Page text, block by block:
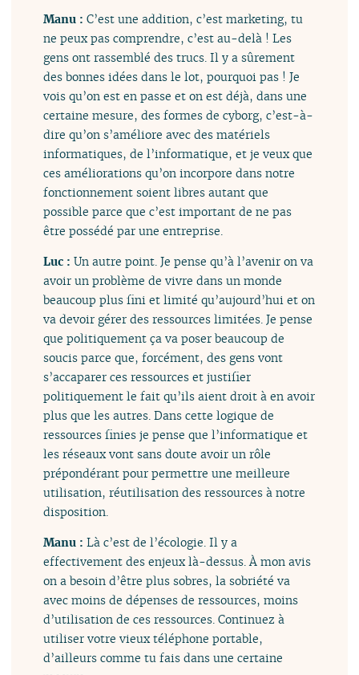
Manu :C’est une addition, c’est marketing, tu
ne peux pas comprendre, c’est au-delà ! Les
gens ont rassemblé des trucs. Il y a sûrement
des bonnes idées dans le lot, pourquoi pas ! Je
vois qu’on est en passe et on est déjà, dans une
certaine mesure, des formes de cyborg, c’est-à-
dire qu’on s’améliore avec des matériels
informatiques, de l’informatique, et je veux que
ces améliorations qu’on incorpore dans notre
fonctionnement soient libres autant que
possible parce que c’est important de ne pas
être possédé par une entreprise.
Luc :Un autre point. Je pense qu’à l’avenir on va
avoir un problème de vivre dans un monde
beaucoup plus fini et limité qu’aujourd’hui et on
va devoir gérer des ressources limitées. Je pense
que politiquement ça va poser beaucoup de
soucis parce que, forcément, des gens vont
s’accaparer ces ressources et justifier
politiquement le fait qu’ils aient droit à en avoir
plus que les autres. Dans cette logique de
ressources finies je pense que l’informatique et
les réseaux vont sans doute avoir un rôle
prépondérant pour permettre une meilleure
utilisation, réutilisation des ressources à notre
disposition.
Manu :Là c’est de l’écologie. Il y a
effectivement des enjeux là-dessus. À mon avis
on a besoin d’être plus sobres, la sobriété va
avec moins de dépenses de ressources, moins
d’utilisation de ces ressources. Continuez à
utiliser votre vieux téléphone portable,
d’ailleurs comme tu fais dans une certaine